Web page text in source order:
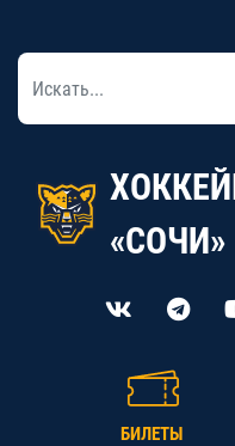
«СОЧИ»
БИЛЕТЫ